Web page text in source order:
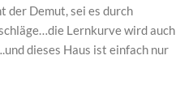
der Demut, sei es durch
Lernkurve wird auch
dieses Haus ist einfach nur